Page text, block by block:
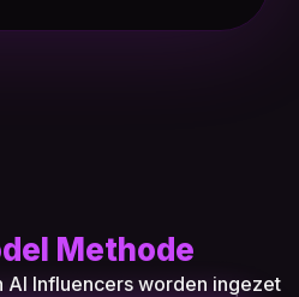
Methode
AI Influencers worden ingezet